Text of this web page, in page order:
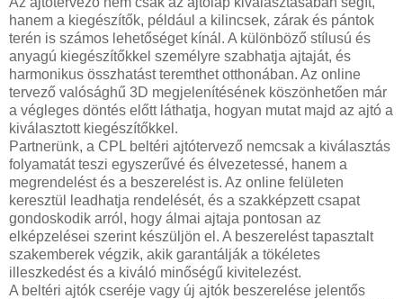
hanem a kiegészítők, például a kilincsek, zárak és pántok
terén is számos lehetőséget kínál. A különböző stílusú és
anyagú kiegészítőkkel személyre szabhatja ajtaját, és
harmonikus összhatást teremthet otthonában. Az online
tervező valósághű 3D megjelenítésének köszönhetően már
a végleges döntés előtt láthatja, hogyan mutat majd az ajtó a
kiválasztott kiegészítőkkel.
Partnerünk, a CPL beltéri ajtótervező nemcsak a kiválasztás
folyamatát teszi egyszerűvé és élvezetessé, hanem a
megrendelést és a beszerelést is. Az online felületen
keresztül leadhatja rendelését, és a szakképzett csapat
gondoskodik arról, hogy álmai ajtaja pontosan az
elképzelései szerint készüljön el. A beszerelést tapasztalt
szakemberek végzik, akik garantálják a tökéletes
illeszkedést és a kiváló minőségű kivitelezést.
A beltéri ajtók cseréje vagy új ajtók beszerelése jelentős